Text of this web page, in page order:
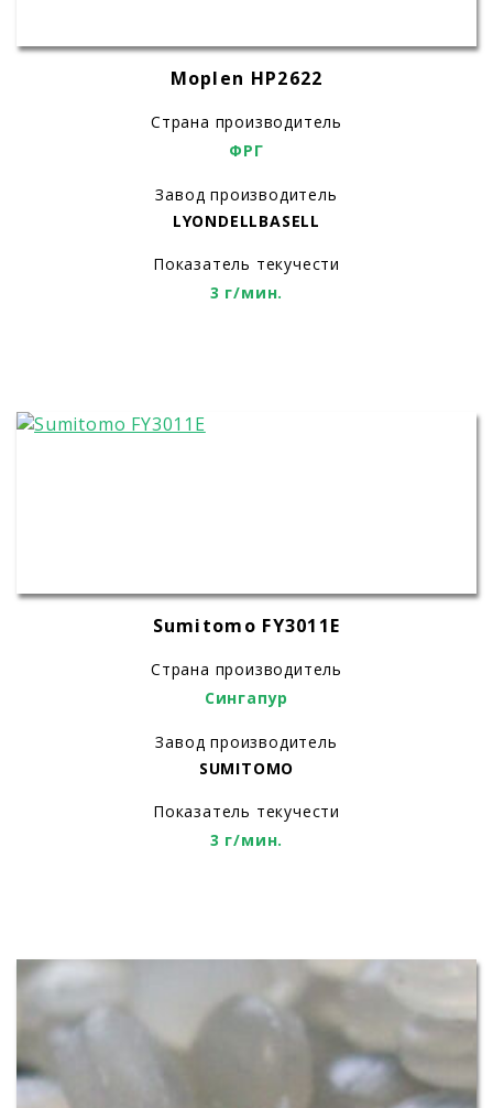
Moplen HP2622
Страна производитель
ФРГ
Завод производитель
LYONDELLBASELL
Показатель текучести
3 г/мин.
Sumitomo FY3011E
Страна производитель
Сингапур
Завод производитель
SUMITOMO
Показатель текучести
3 г/мин.